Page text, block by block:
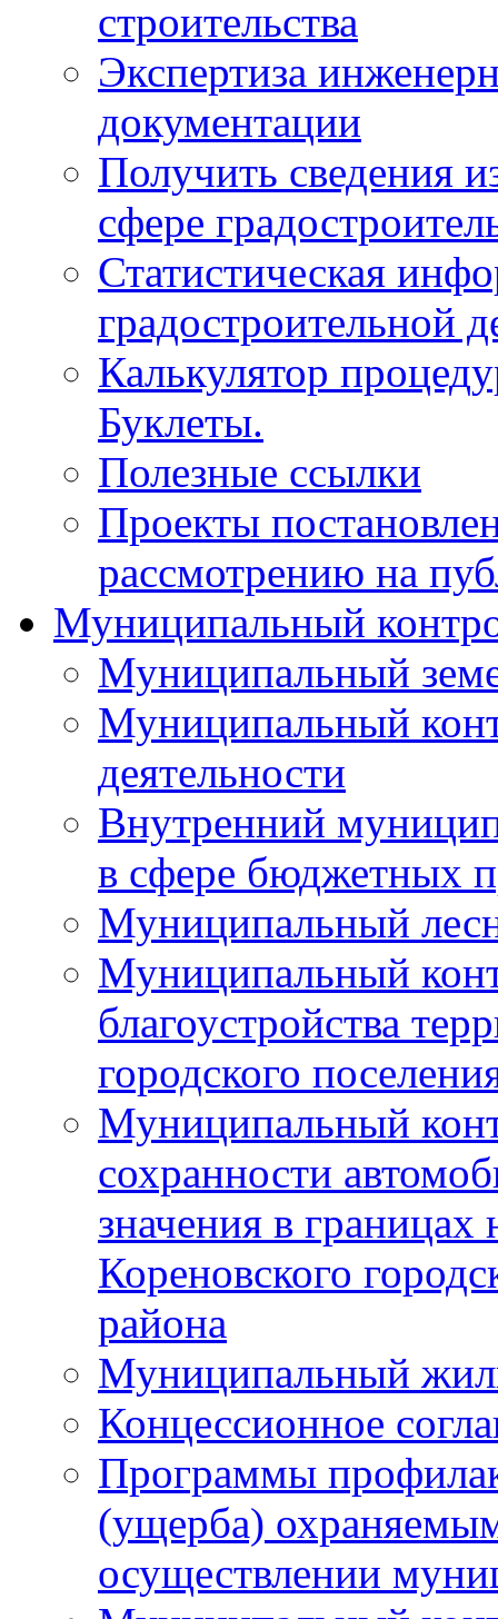
строительства
Экспертиза
документации
Получить сведения
сфере
Статистическая
градостроительной
Калькулятор
Буклеты.
Полезные ссылки
Проекты
рассмотрению на
Муниципальный
Муниципальный
Муниципальный
деятельности
Внутренний
в сфере бюджетных
Муниципальный
Муниципальный
благоустройства
городского
Муниципальный
сохранности
значения в
Кореновского
района
Муниципальный
Концессионное
Программы
(ущерба)
осуществлении